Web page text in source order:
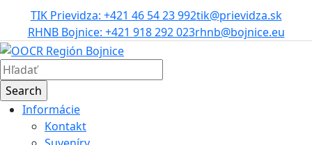
TIK Prievidza: +421 46 54 23 992tik@prievidza.sk
RHNB Bojnice: +421 918 292 023rhnb@bojnice.eu
Informácie
Kontakt